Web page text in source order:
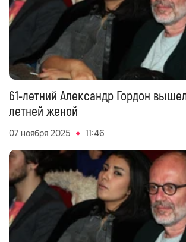
61-летний Александр Гордон
летней женой
07 ноября 2025 11:46